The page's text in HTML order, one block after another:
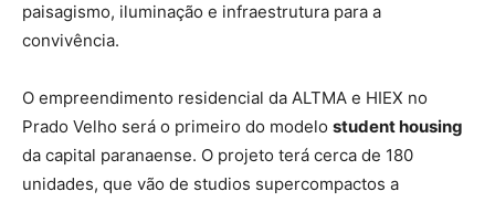
paisagismo, iluminação e infraestrutura para a
convivência.
O empreendimento residencial da ALTMA e HIEX no
Prado Velho será o primeiro do modelo student housing
da capital paranaense. O projeto terá cerca de 180
unidades, que vão de studios supercompactos a